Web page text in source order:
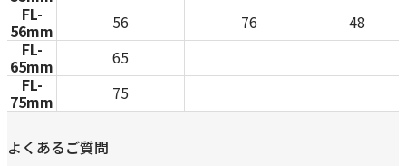
FL-
56mm 56 76
48
FL-
65mm
65
FL-
75mm 75
よくあるご質問